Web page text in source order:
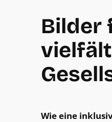
Bilder
Wie eine